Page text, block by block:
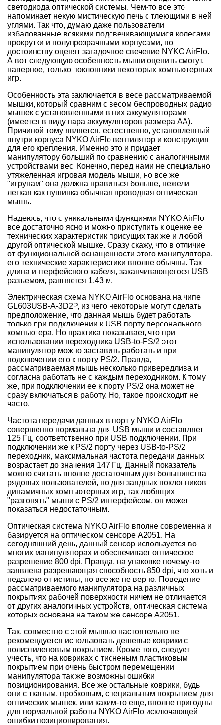
светодиода оптической системы. Чем-то все это
напоминает некую мистическую печь с тлеющими в ней
углями. Так что, думаю даже пользователи
избалованные всякими подсвечивающимися колесами
прокрутки и полупрозрачными корпусами, по
достоинству оценят загадочное свечение NYKO AirFlo.
А вот следующую особенность мыши оценить смогут,
наверное, только поклонники некоторых компьютерных
игр.
Особенность эта заключается в весе рассматриваемой
мышки, который сравним с весом беспроводных радио
мышек с установленными в них аккумуляторами
(имеется в виду пара аккумуляторов размера AA).
Причиной тому является, естественно, установленный
внутри корпуса NYKO AirFlo вентилятор и конструкция
для его крепления. Именно это и придает
манипулятору больший по сравнению с аналогичными
устройствами вес. Конечно, перед нами не специально
утяжеленная игровая модель мыши, но все же
"игрунам" она должна нравиться больше, нежели
легкая как пушинка обычная проводная оптическая
мышь.
Надеюсь, что с уникальными функциями NYKO AirFlo
все достаточно ясно и можно приступить к оценке ее
технических характеристик присущих так же и любой
другой оптической мышке. Сразу скажу, что в отличие
от функциональной оснащенности этого манипулятора,
его технические характеристики вполне обычны. Так
длина интерфейсного кабеля, заканчивающегося USB
разъемом, равняется 1.43 м.
Электрическая схема NYKO AirFlo основана на чипе
GL603USB-A-3D2P, из чего некоторые могут сделать
предположение, что данная мышь будет работать
только при подключении к USB порту персонального
компьютера. Но практика показывает, что при
использовании переходника USB-to-PS/2 этот
манипулятор можно заставить работать и при
подключении его к порту PS/2. Правда,
рассматриваемая мышь несколько привередлива и
согласна работать не с каждым переходником. К тому
же, при подключении ее к порту PS/2 она может не
сразу включаться в работу. Но, такое происходит не
часто.
Частота передачи данных в порт у NYKO AirFlo
совершенно нормальна для USB мыши и составляет
125 Гц, соответственно при USB подключении. При
подключении же к PS/2 порту через USB-to-PS/2
переходник, максимальная частота передачи данных
возрастает до значения 147 Гц. Данный показатель
можно считать вполне достаточным для большинства
рядовых пользователей, но для заядлых поклонников
динамичных компьютерных игр, так любящих
"разгонять" мыши с PS/2 интерфейсом, он может
показаться недостаточным.
Оптическая система NYKO AirFlo вполне современна и
базируется на оптическом сенсоре A2051. На
сегодняшний день, данный сенсор используется во
многих манипуляторах и обеспечивает оптическое
разрешение 800 dpi. Правда, на упаковке почему-то
заявлена разрешающая способность 850 dpi, что хоть и
недалеко от истины, но все же не верно. Поведение
рассматриваемого манипулятора на различных
покрытиях рабочей поверхности ничем не отличается
от других аналогичных устройств, оптическая система
которых основана на таком же сенсоре A2051.
Так, совместно с этой мышью настоятельно не
рекомендуется использовать дешевые коврики с
полиэтиленовым покрытием. Кроме того, следует
учесть, что на ковриках с тисненым пластиковым
покрытием при очень быстром перемещении
манипулятора так же возможны ошибки
позиционирования. Все же остальные коврики, будь
они с тканым, пробковым, специальным покрытием для
оптических мышек, или каким-то еще, вполне пригодны
для нормальной работы NYKO AirFlo исключающей
ошибки позиционирования.